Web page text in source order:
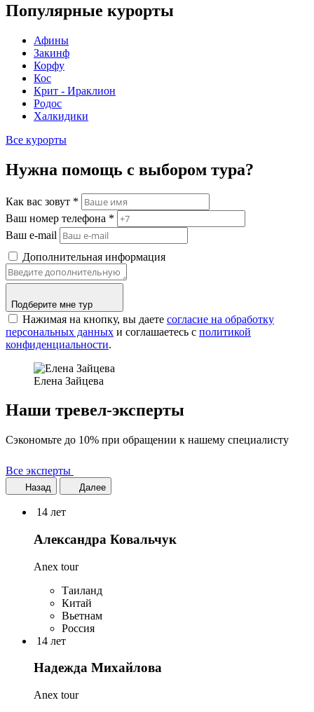
Популярные курорты
Афины
Закинф
Корфу
Кос
Крит - Ираклион
Родос
Халкидики
Все курорты
Нужна помощь с выбором тура?
Как вас зовут *
Ваш номер телефона *
Ваш e-mail
Дополнительная информация
Подберите мне тур
Нажимая на кнопку, вы даете согласие на обработку
персональных данных и соглашаетесь c политикой
конфиденциальности.
Елена Зайцева
Наши тревел-эксперты
Сэкономьте до 10% при обращении к нашему специалисту
Все эксперты
Назад Далее
14 лет
Александра Ковальчук
Anex tour
Таиланд
Китай
Вьетнам
Россия
14 лет
Надежда Михайлова
Anex tour